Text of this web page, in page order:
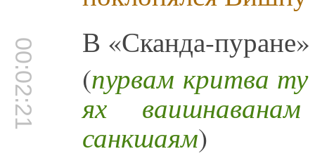
00:02:21
В «Сканда-пуране»
(пурвам критва
ях
санкшаям)